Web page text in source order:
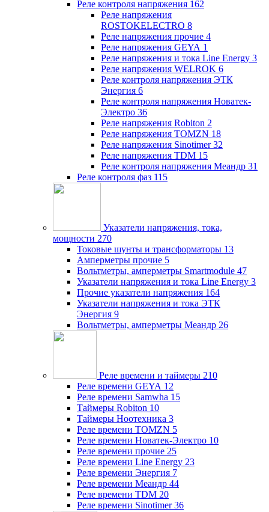
Реле контроля напряжения 162
Реле напряжения
ROSTOKELECTRO 8
Реле напряжения прочие 4
Реле напряжения GEYA 1
Реле напряжения и тока Line Energy 3
Реле напряжения WELROK 6
Реле контроля напряжения ЭТК
Энергия 6
Реле контроля напряжения Новатек-
Электро 36
Реле напряжения Robiton 2
Реле напряжения TOMZN 18
Реле напряжения Sinotimer 32
Реле напряжения TDM 15
Реле контроля напряжения Меандр 31
Реле контроля фаз 115
Указатели напряжения, тока,
мощности 270
Токовые шунты и трансформаторы 13
Амперметры прочие 5
Вольтметры, амперметры Smartmodule 47
Указатели напряжения и тока Line Energy 3
Прочие указатели напряжения 164
Указатели напряжения и тока ЭТК
Энергия 9
Вольтметры, амперметры Меандр 26
Реле времени и таймеры 210
Реле времени GEYA 12
Реле времени Samwha 15
Таймеры Robiton 10
Таймеры Ноотехника 3
Реле времени TOMZN 5
Реле времени Новатек-Электро 10
Реле времени прочие 25
Реле времени Line Energy 23
Реле времени Энергия 7
Реле времени Меандр 44
Реле времени TDM 20
Реле времени Sinotimer 36